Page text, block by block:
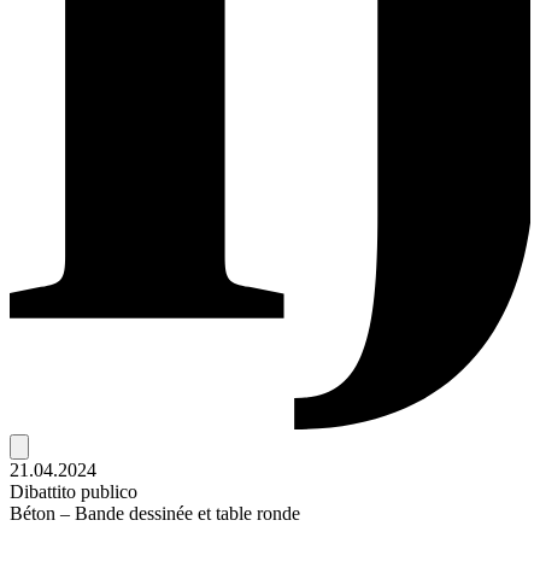
21.04.2024
Dibattito publico
Béton – Bande dessinée et table ronde